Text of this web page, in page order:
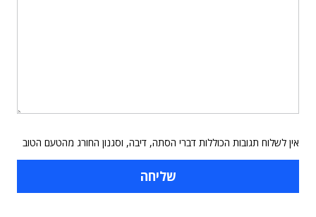
אין לשלוח תגובות הכוללות דברי הסתה, דיבה, וסגנון החורג מהטעם הטוב